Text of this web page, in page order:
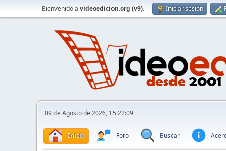
Bienvenido a videoedicion.org (v9). Iniciar sesión
09 de Agosto de 2026, 15:22:09
Inicio Foro Buscar